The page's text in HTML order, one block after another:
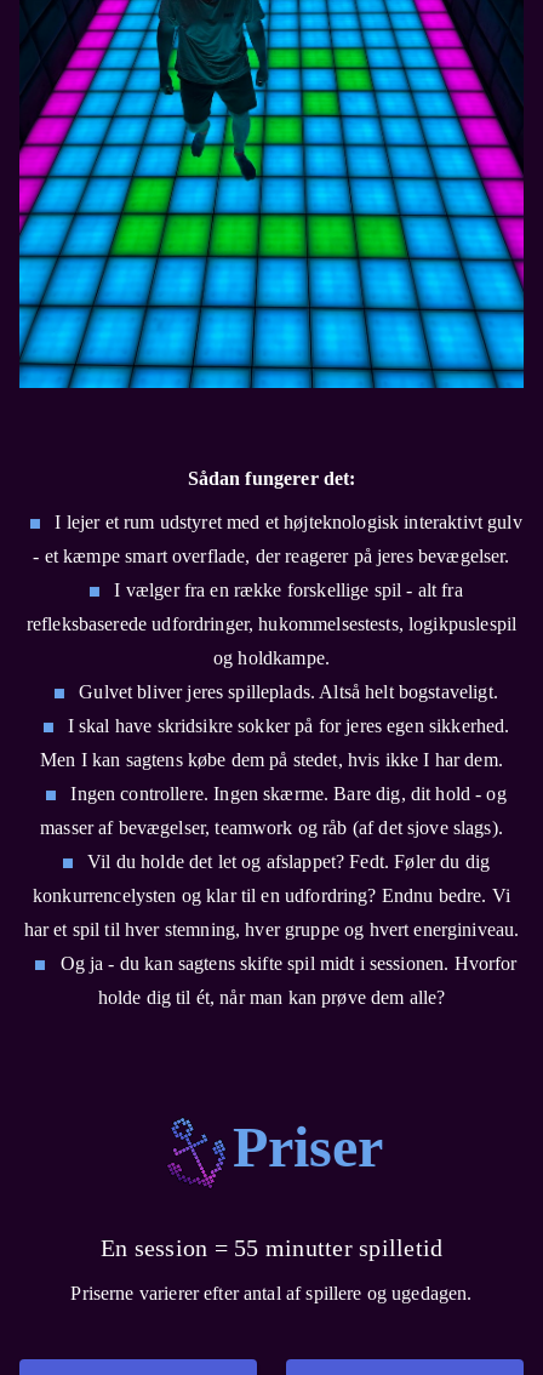
Sådan fungerer det:
I lejer et rum udstyret med et højteknologisk interaktivt gulv
- et kæmpe smart overflade, der reagerer på jeres bevægelser.
I vælger fra en række forskellige spil - alt fra
refleksbaserede udfordringer, hukommelsestests, logikpuslespil
og holdkampe.
Gulvet bliver jeres spilleplads. Altså helt bogstaveligt.
I skal have skridsikre sokker på for jeres egen sikkerhed.
Men I kan sagtens købe dem på stedet, hvis ikke I har dem.
Ingen controllere. Ingen skærme. Bare dig, dit hold - og
masser af bevægelser, teamwork og råb (af det sjove slags).
Vil du holde det let og afslappet? Fedt. Føler du dig
konkurrencelysten og klar til en udfordring? Endnu bedre. Vi
har et spil til hver stemning, hver gruppe og hvert energiniveau.
Og ja - du kan sagtens skifte spil midt i sessionen. Hvorfor
holde dig til ét, når man kan prøve dem alle?
Priser
En session = 55 minutter spilletid
Priserne varierer efter antal af spillere og ugedagen.